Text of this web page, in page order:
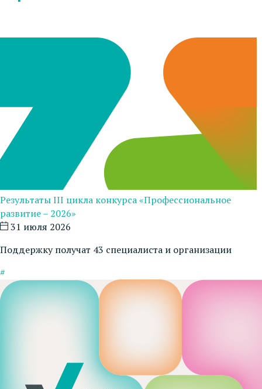
Результаты III цикла конкурса «Профессиональное
развитие – 2026»
31 июля 2026
Поддержку получат 43 специалиста и организации
#